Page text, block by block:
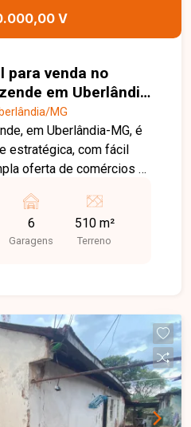
V
para venda no
em Uberlândia
MG
em Uberlândia-MG, é
estratégica, com fácil
oferta de comércios e
Terreno com
de frente por 30 metros
construção de prédio
social, cozinha, varanda
além de
veículos, uma
e demais
casa com 1 quarto,
6
Garagens
510 m²
Terreno